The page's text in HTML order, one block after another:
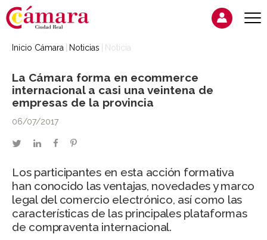
Inicio Cámara Noticias Noticia
La Cámara forma en ecommerce
internacional a casi una veintena de
empresas de la provincia
06/07/2017
twitterlinkedinfacebookpinterest
Los participantes en esta acción formativa
han conocido las ventajas, novedades y marco
legal del comercio electrónico, así como las
características de las principales plataformas
de compraventa internacional.